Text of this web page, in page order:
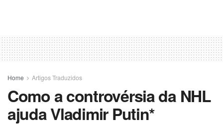
Home Artigos Traduzidos
Como a controvérsia da NHL
ajuda Vladimir Putin*